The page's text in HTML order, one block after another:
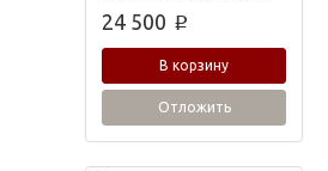
24 500 p
В корзину
Отложить